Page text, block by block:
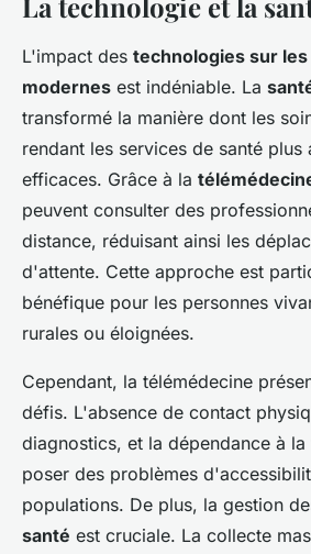
L'impact des technologies sur
modernes est indéniable. La
transformé la manière dont les
rendant les services de santé plus
efficaces. Grâce à la
peuvent consulter des
distance, réduisant ainsi les
d'attente. Cette approche est
bénéfique pour les personnes
rurales ou éloignées.
Cependant, la télémédecine
défis. L'absence de contact
diagnostics, et la dépendance à
poser des problèmes
populations. De plus, la gestion
santé est cruciale. La collecte